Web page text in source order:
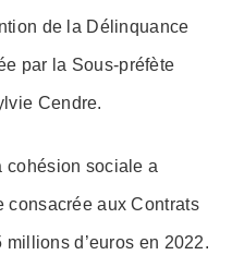
de la Délinquance
par la Sous-préfète
Cendre.
cohésion sociale a
consacrée aux Contrats
d’euros en 2022.